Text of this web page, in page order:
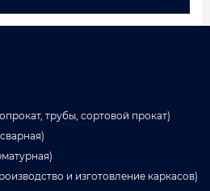
трубы, сортовой прокат)
и изготовление каркасов)